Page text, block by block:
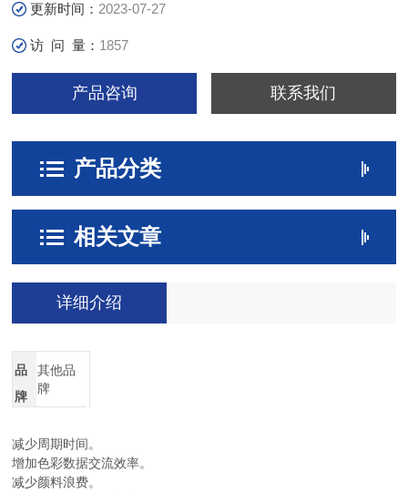
更新时间： 2023-07-27
访 问 量： 1857
产品咨询 联系我们
产品分类
相关文章
详细介绍
品
牌
其他品
牌
减少周期时间。
增加色彩数据交流效率。
减少颜料浪费。